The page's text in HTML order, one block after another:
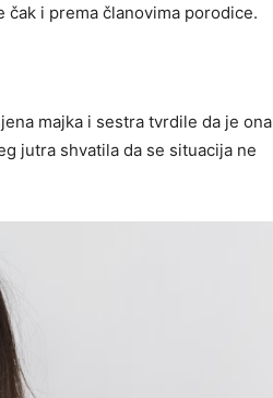
i prema članovima porodice.
majka i sestra tvrdile da je ona
jutra shvatila da se situacija ne